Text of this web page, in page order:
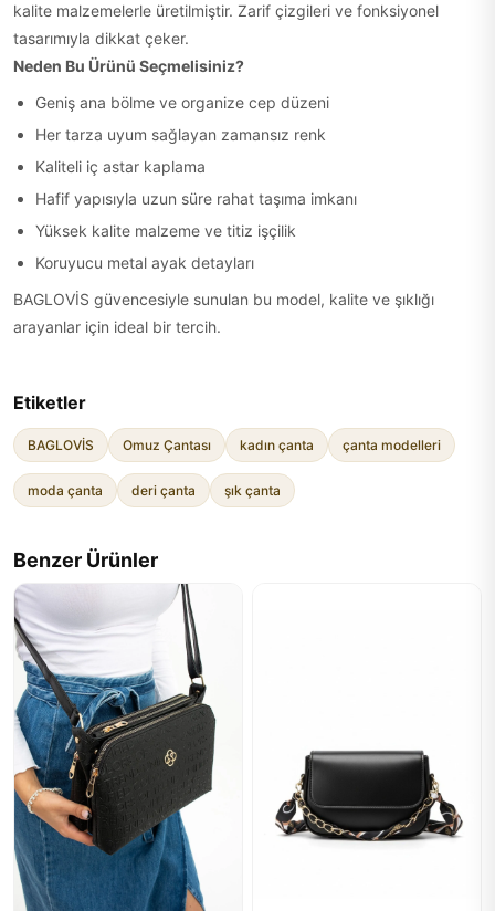
kalite malzemelerle üretilmiştir. Zarif çizgileri ve fonksiyonel
tasarımıyla dikkat çeker.
Neden Bu Ürünü Seçmelisiniz?
Geniş ana bölme ve organize cep düzeni
Her tarza uyum sağlayan zamansız renk
Kaliteli iç astar kaplama
Hafif yapısıyla uzun süre rahat taşıma imkanı
Yüksek kalite malzeme ve titiz işçilik
Koruyucu metal ayak detayları
BAGLOVİS güvencesiyle sunulan bu model, kalite ve şıklığı
arayanlar için ideal bir tercih.
Etiketler
BAGLOVİS Omuz Çantası kadın çanta çanta modelleri
moda çanta deri çanta şık çanta
Benzer Ürünler